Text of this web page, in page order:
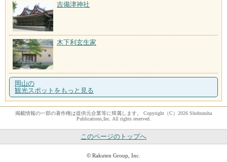
吉備津神社
木下利玄生家
岡山の
観光スポットをもっと見る
掲載情報の一部の著作権は提供元企業等に帰属します。 Copyright（C）2026 Shobunsha
Publications,Inc. All rights reserved.
このページのトップへ
© Rakuten Group, Inc.